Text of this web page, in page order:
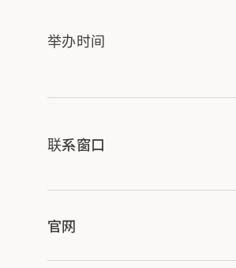
举办时间
联系窗口
官网